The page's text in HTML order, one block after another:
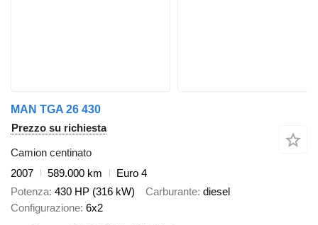
MAN TGA 26 430
Prezzo su richiesta
Camion centinato
2007
589.000 km
Euro 4
Potenza 430 HP (316 kW) Carburante diesel
Configurazione 6x2